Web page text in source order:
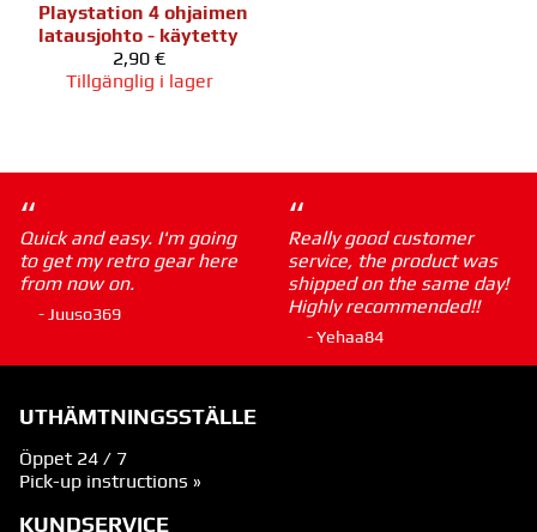
Playstation 4 ohjaimen
latausjohto - käytetty
2,90 €
Tillgänglig i lager
“
Quick and easy. I'm going
to get my retro gear here
from now on.
- Juuso369
“
Really good customer
service, the product was
shipped on the same day!
Highly recommended!!
- Yehaa84
UTHÄMTNINGSSTÄLLE
Öppet 24 / 7
Pick-up instructions »
KUNDSERVICE